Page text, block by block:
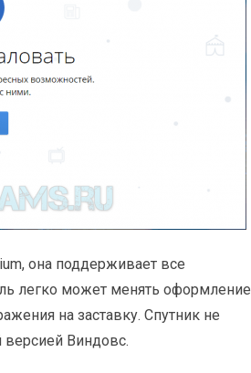
она поддерживает все
легко может менять оформление
на заставку. Спутник не
версией Виндовс.